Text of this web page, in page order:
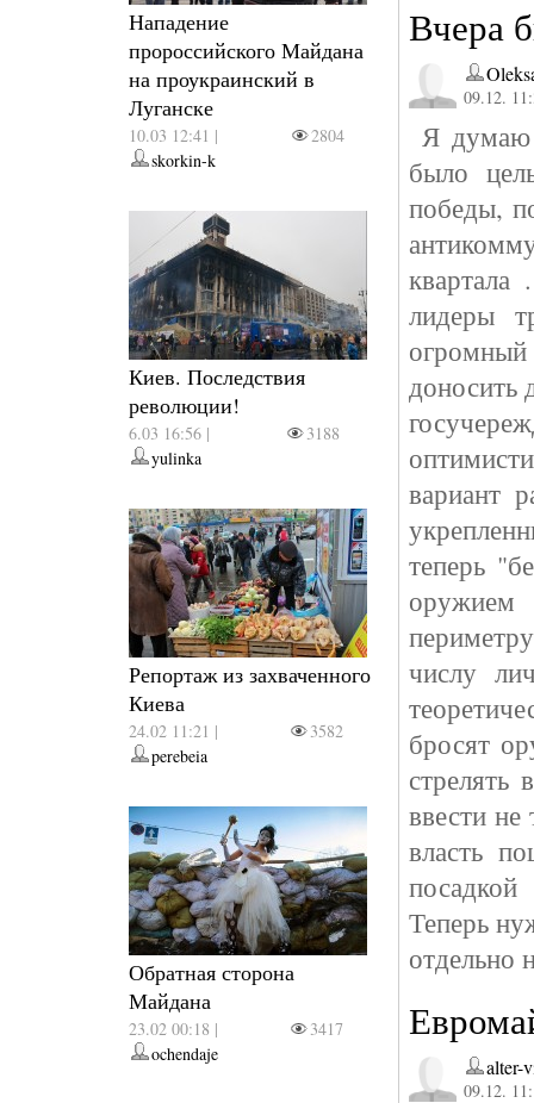
Нападение
пророссийского Майдана
на проукраинский в
Луганске
10.03 12:41 |
2804
skorkin-k
Киев. Последствия
революции!
6.03 16:56 |
3188
yulinka
Репортаж из захваченного
Киева
24.02 11:21 |
3582
perebeia
Обратная сторона
Майдана
23.02 00:18 |
3417
ochendaje
Вчера
09.12.
Я думаю
было
победы,
лидеры
доносить
вариант
теперь
числу
бросят
ввести
власть
Теперь
отдельно
alter-
09.12.